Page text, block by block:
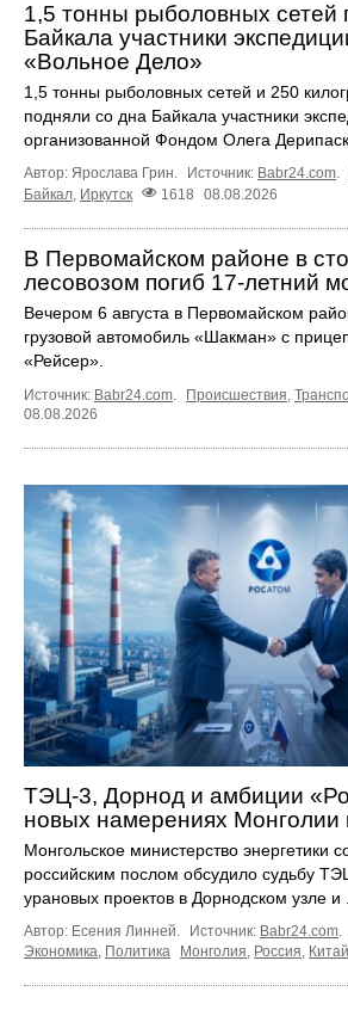
1,5 тонны рыболовных сетей
Байкала участники
«Вольное Дело»
1,5 тонны рыболовных сетей и 250
подняли со дна Байкала участники
организованной Фондом Олега
Автор: Ярослава Грин. Источник: Babr24.com.
Байкал Иркутск 1618 08.08.2026
В Первомайском районе в
лесовозом погиб 17-летний
Вечером 6 августа в Первомайском
грузовой автомобиль «Шакман» с
«Рейсер».
Источник: Babr24.com Происшествия
08.08.2026
ТЭЦ-3, Дорнод и амбиции
новых намерениях Монголии
Монгольское министерство энергетики
российским послом обсудило судьбу
урановых проектов в Дорнодском узле и
Автор: Есения Линней. Источник: Babr24.com.
Экономика, Политика Монголия, Россия, Китай